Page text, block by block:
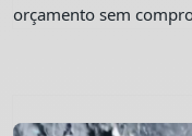
orçamento sem